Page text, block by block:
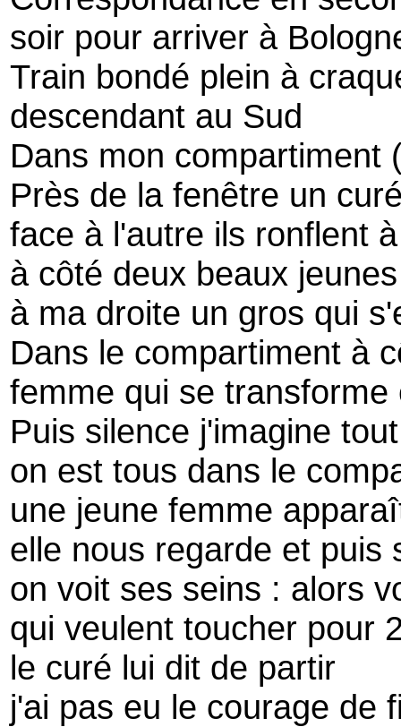
soir pour arriver à
Train bondé plein à
descendant au Sud
Dans mon compartiment
Près de la fenêtre un
face à l'autre ils ronflent
à côté deux beaux
à ma droite un gros qui
Dans le compartiment à
femme qui se
Puis silence j'imagine tout
on est tous dans le
une jeune femme
elle nous regarde et puis
on voit ses seins : alors
qui veulent toucher pour
le curé lui dit de partir
j'ai pas eu le courage de